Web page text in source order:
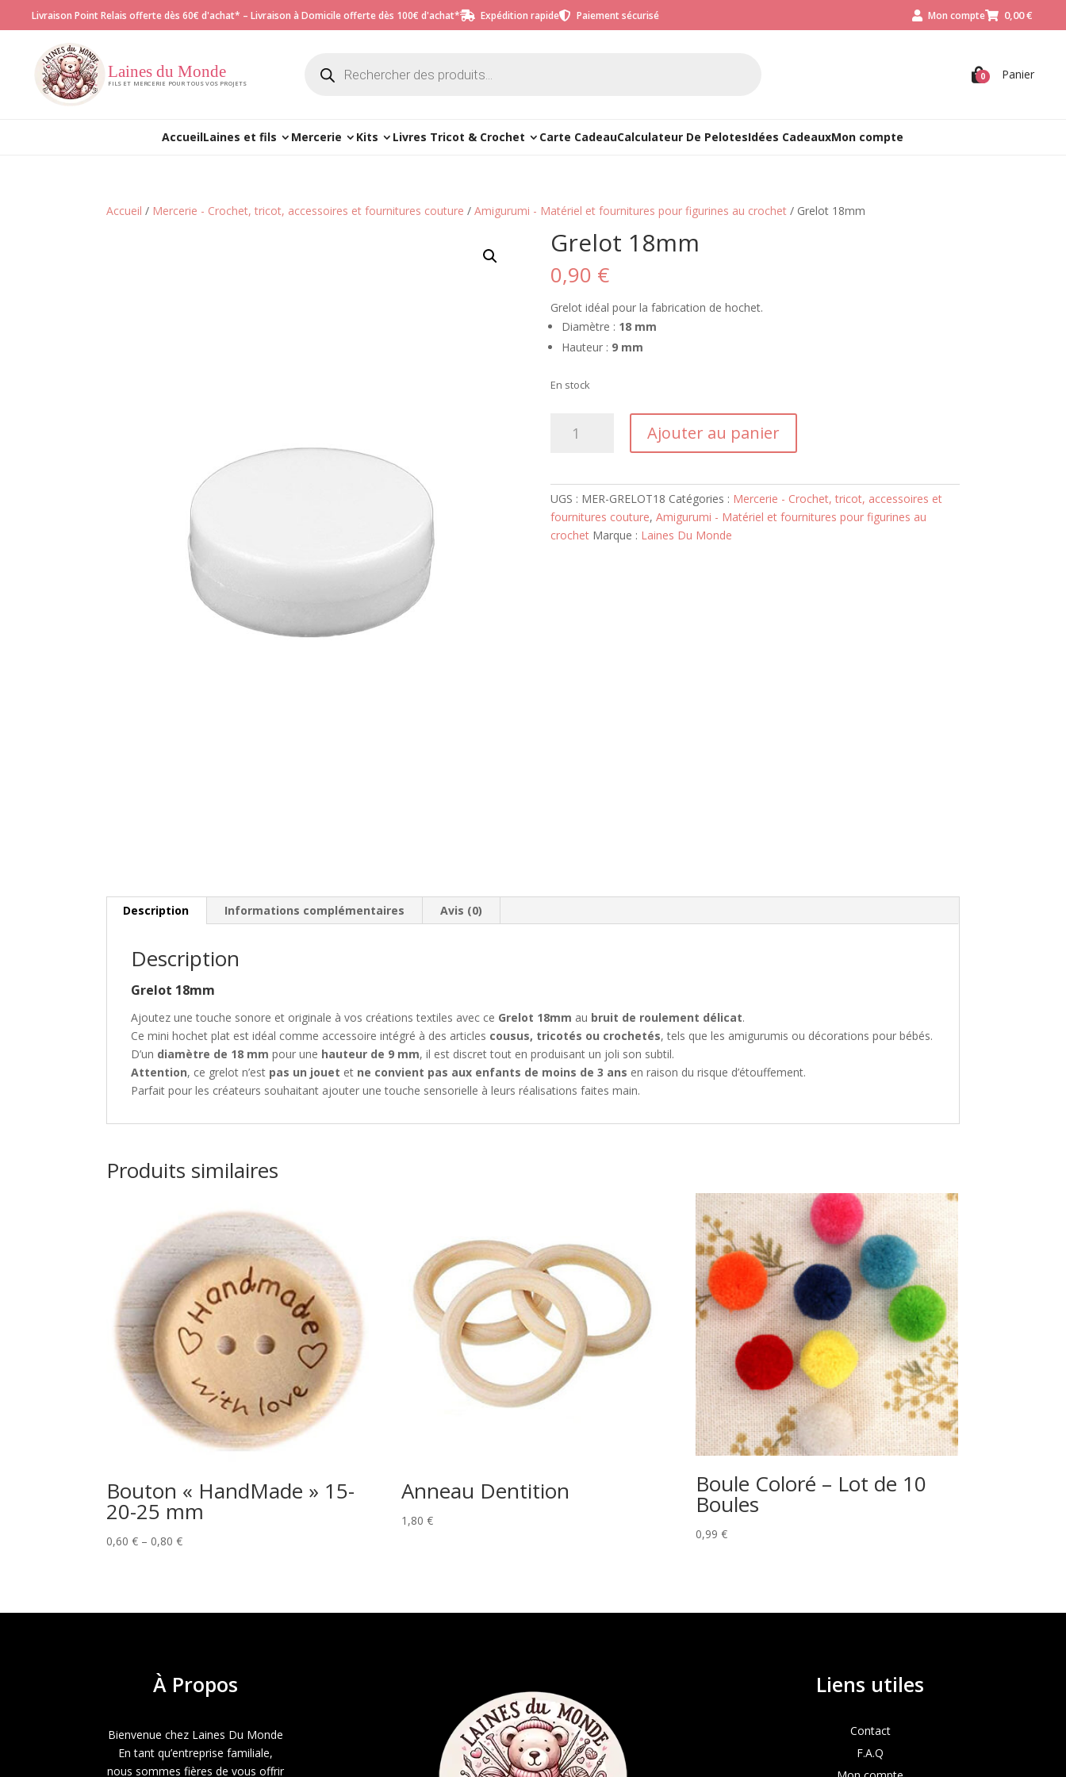
Livraison Point Relais offerte dès 60€ d'achat* – Livraison à Domicile offerte dès 100€ d'achat* Expédition rapide Paiement sécurisé  Mon compte 0,00€
Laines du Monde
FILS ET MERCERIE POUR TOUS VOS PROJETS produits  Panier
0
AccueilLaines et fils Mercerie Kits Livres Tricot & Crochet Carte CadeauCalculateur De PelotesIdées CadeauxMon compte
Accueil / Mercerie - Crochet, tricot, accessoires et fournitures couture /Amigurumi - Matériel et fournitures pour figurines au crochet / Grelot 18mm
Grelot 18mm
0,90 €
Grelot idéal pour la fabrication de hochet.
Diamètre : 18 mm
Hauteur : 9 mm
En stock
Ajouter au panier
UGS : MER-GRELOT18 Catégories : Mercerie - Crochet, tricot, accessoires et
fournitures couture, Amigurumi - Matériel et fournitures pour figurines au
crochet Marque : Laines Du Monde
Description Informations complémentaires Avis (0)
Description
Grelot 18mm
Ajoutez une touche sonore et originale à vos créations textiles avec ce Grelot 18mm au bruit de roulement délicat.
Ce mini hochet plat est idéal comme accessoire intégré à des articles cousus, tricotés ou crochetés, tels que les amigurumis ou décorations pour bébés.
D’un diamètre de 18 mm pour une hauteur de 9 mm, il est discret tout en produisant un joli son subtil.
Attention, ce grelot n’est pas un jouet et ne convient pas aux enfants de moins de 3 ans en raison du risque d’étouffement.
Parfait pour les créateurs souhaitant ajouter une touche sensorielle à leurs réalisations faites main.
Produits similaires
Bouton « HandMade » 15-
20-25 mm
0,60€ – 0,80€Price
0,80 €
Anneau Dentition
1,80 €
Boule Coloré – Lot de 10
Boules
0,99€
À Propos
Bienvenue chez Laines Du Monde
En tant qu’entreprise familiale,
nous sommes fières de vous offrir
Liens utiles
Contact
F.A.Q